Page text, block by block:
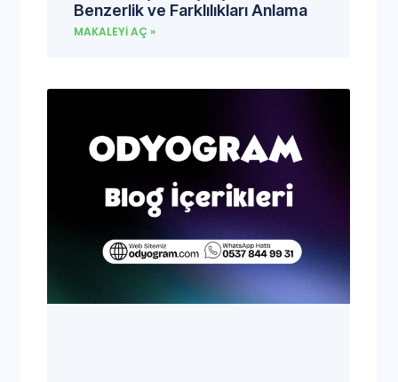
Benzerlik ve Farklılıkları Anlama
MAKALEYI AÇ »